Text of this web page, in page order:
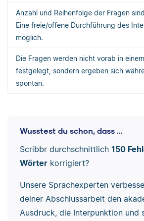
Anzahl und Reihenfolge der Fragen
Eine freie/offene Durchführung des
möglich.
Die Fragen werden nicht vorab in
festgelegt, sondern ergeben sich
spontan.
Wusstest du schon, dass ...
Scribbr durchschnittlich 150
Wörterkorrigiert?
Unsere Sprachexperten
deiner Abschlussarbeit den
Ausdruck, die Interpunktion und